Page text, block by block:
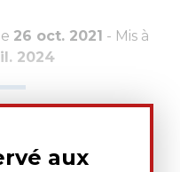
le 26 oct. 2021 - Mis à
2024
aux